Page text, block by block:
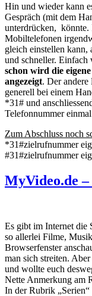
Hin und wieder kann
Gespräch (mit dem
unterdrücken, könnte.
Mobiltelefonen
gleich einstellen kann,
und schneller.
schon wird die
angezeigt. Der andere
generell bei einem
*31# und
Telefonnummer
Zum Abschluss noch
*31#zielrufnummer
#31#zielrufnummer
MyVideo.de
Es gibt im Internet die
so allerlei Filme,
Browserfenster
man sich streiten.
und wollte euch
Nette Anmerkung am
In der Rubrik